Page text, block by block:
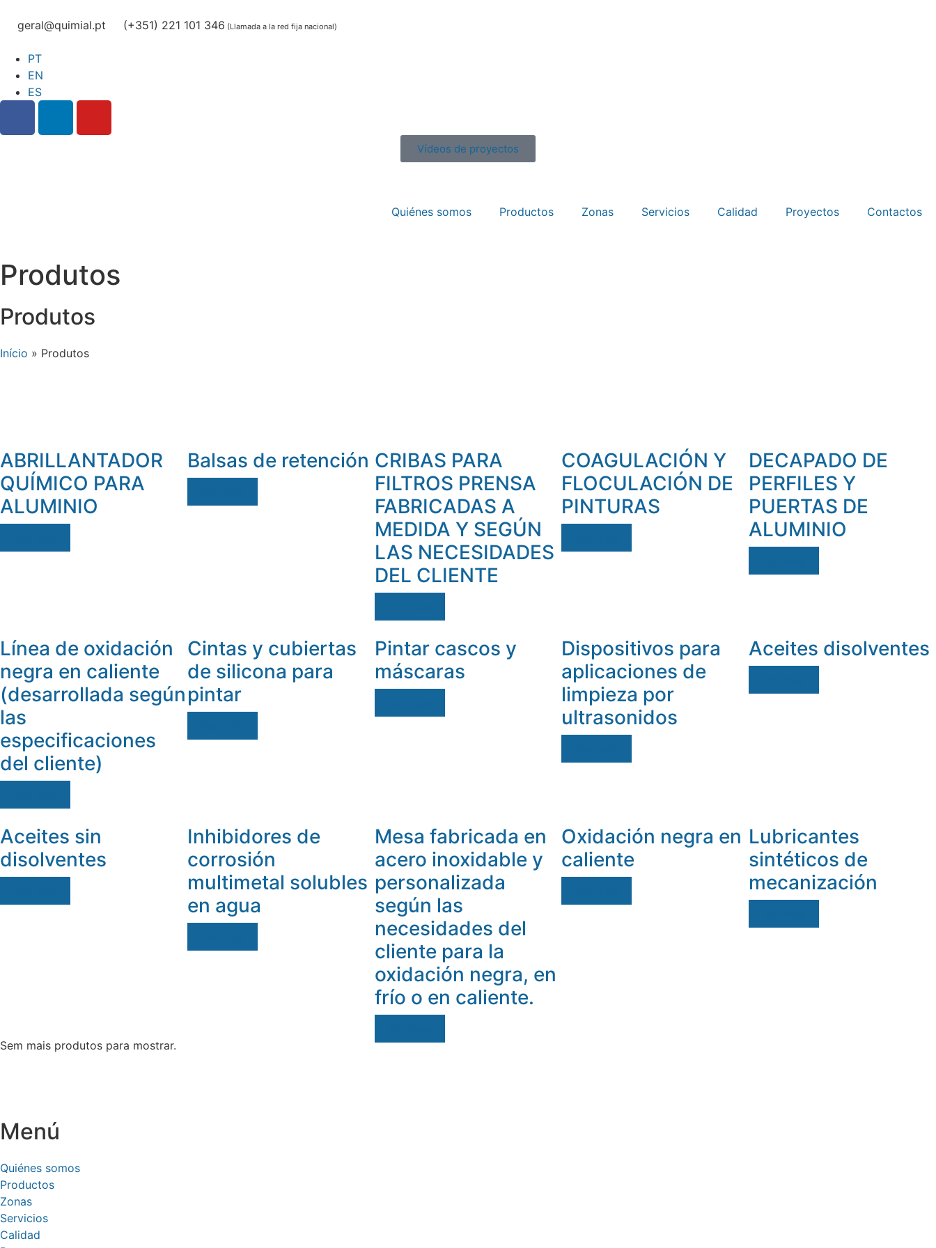
geral@quimial.pt (+351) 221 101 346 (Llamada a la red fija nacional)
PT
EN
ES
Vídeos de proyectos
Quiénes somos Productos Zonas Servicios Calidad Proyectos Contactos
Produtos
Produtos
Início » Produtos
ABRILLANTADOR
QUÍMICO PARA
ALUMINIO
Balsas de retención CRIBAS PARA
FILTROS PRENSA
FABRICADAS A
MEDIDA Y SEGÚN
LAS NECESIDADES
DEL CLIENTE
COAGULACIÓN Y
FLOCULACIÓN DE
PINTURAS
DECAPADO DE
PERFILES Y
PUERTAS DE
ALUMINIO
Línea de oxidación
negra en caliente
(desarrollada según
las
especificaciones
del cliente)
Cintas y cubiertas
de silicona para
pintar
Pintar cascos y
máscaras
Dispositivos para
aplicaciones de
limpieza por
ultrasonidos
Aceites disolventes
Aceites sin
disolventes
Inhibidores de
corrosión
multimetal solubles
en agua
Mesa fabricada en
acero inoxidable y
personalizada
según las
necesidades del
cliente para la
oxidación negra, en
frío o en caliente.
Oxidación negra en
caliente
Lubricantes
sintéticos de
mecanización
Sem mais produtos para mostrar.
Menú
Quiénes somos
Productos
Zonas
Servicios
Calidad